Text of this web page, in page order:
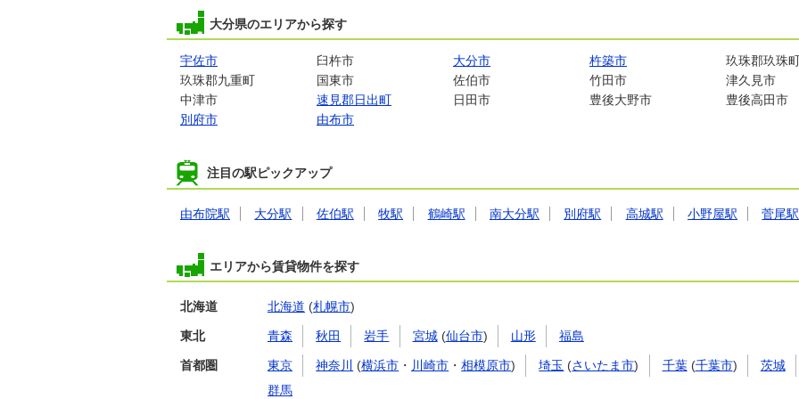
大分県のエリアから探す
宇佐市 臼杵市 大分市 杵築市
玖珠郡玖珠
玖珠郡九重町
国東市 佐伯市 竹田市
津久見市
中津市
速見郡日出町 日田市 豊後大野市
豊後高田市
別府市
由布市
注目の駅ピックアップ
由布院駅 大分駅 佐伯駅 牧駅 鶴崎駅 南大分駅 別府駅 高城駅 小野屋駅 菅尾駅
エリアから賃貸物件を探す
北海道 北海道 (札幌市)
東北 青森 秋田 岩手 宮城(仙台市) 山形 福島
首都圏 東京 神奈川 (横浜市 ・ 川崎市 ・相模原市) 埼玉 (さいたま市) 千葉(千葉市) 茨城
群馬